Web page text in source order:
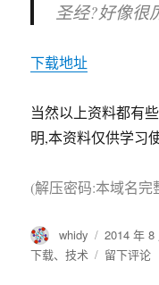
圣经?好像很
下载地址
当然以上资料都有
明,本资料仅供学习
(解压密码:本域名完
作
者
whidy
发
布
2014 年 8
下载、技术
于
留下评论